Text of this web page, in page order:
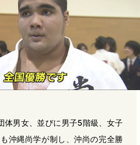
体男女、並びに男子5階級、女子
沖縄尚学が制し、沖尚の完全勝